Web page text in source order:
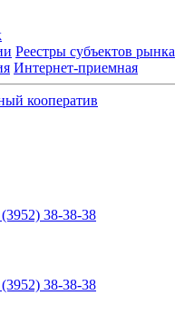
Реестры субъектов рынка
Интернет-приемная
кооператив
38-38-38
38-38-38